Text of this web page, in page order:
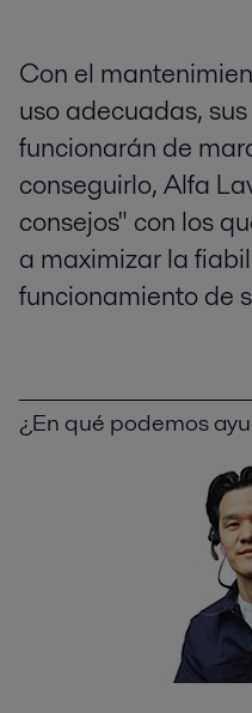
Con el
uso adecuadas,
funcionarán de
conseguirlo, Alfa
consejos" con los
a maximizar la
funcionamiento de
¿En qué podemos